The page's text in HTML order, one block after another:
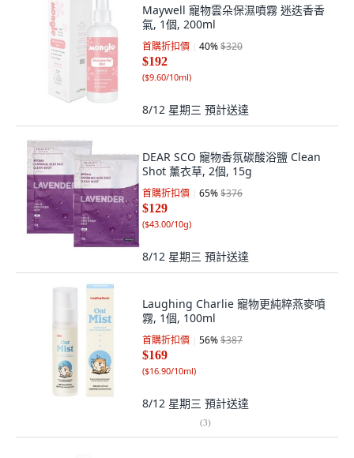
Maywell 寵物雲朵保濕噴霧 迷迭香香
氣, 1個, 200ml
首購折扣價 40%$320
$192
($9.60/10ml)
8/12 星期三 預計送達
DEAR SCO 寵物香氛碳酸浴鹽 Clean
Shot 薰衣草, 2個, 15g
首購折扣價 65%$376
$129
($43.00/10g)
8/12 星期三 預計送達
Laughing Charlie 寵物更純粹燕麥噴
霧, 1個, 100ml
首購折扣價 56%$387
$169
($16.90/10ml)
8/12 星期三 預計送達
(3)